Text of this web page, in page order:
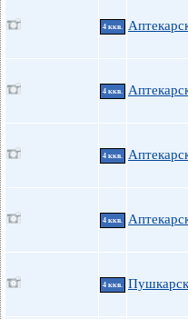
4 ккв.
4 ккв.
4 ккв.
4 ккв.
4 ккв.